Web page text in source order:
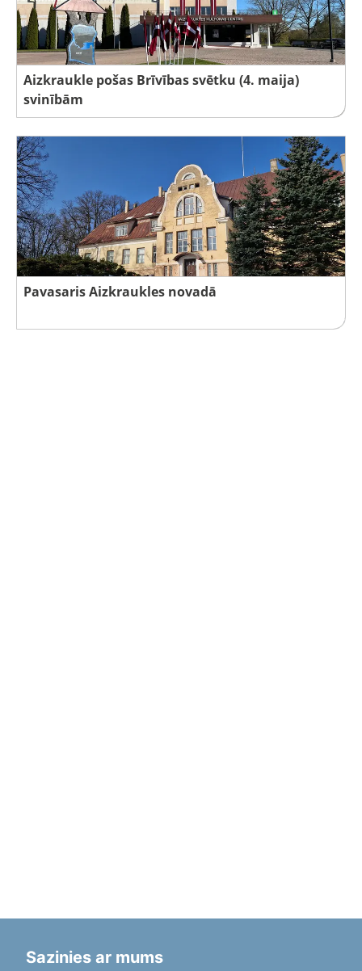
Aizkraukle pošas Brīvības svētku (4. maija)
svinībām
Pavasaris Aizkraukles novadā
Sazinies ar mums